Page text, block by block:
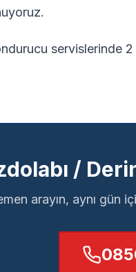
servislerinde 2
/
arayın, aynı gün